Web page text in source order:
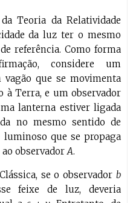
Teoria da Relatividade
da luz ter o mesmo
referência. Como forma
considere um
que se movimenta
à Terra, e um observador
lanterna estiver ligada
no mesmo sentido de
que se propaga
observadorA.
se o observadorb
feixe de luz, deveria